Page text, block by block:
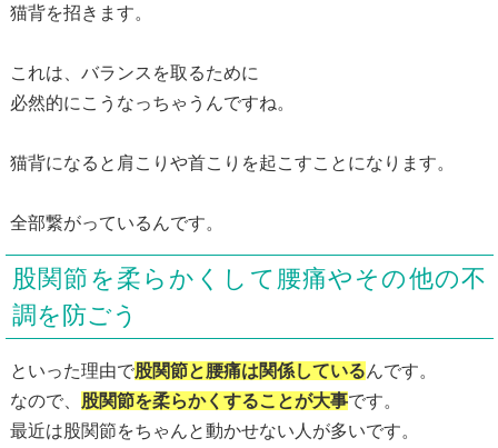
猫背を招きます。
これは、バランスを取るために
必然的にこうなっちゃうんですね。
猫背になると肩こりや首こりを起こすことになります。
全部繋がっているんです。
股関節を柔らかくして腰痛やその他の不
調を防ごう
といった理由で股関節と腰痛は関係しているんです。
なので、 股関節を柔らかくすることが大事です。
最近は股関節をちゃんと動かせない人が多いです。